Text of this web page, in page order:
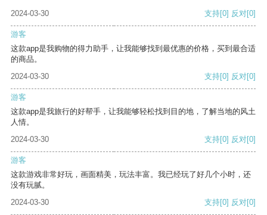
2024-03-30 支持[0] 反对[0]
游客
这款app是我购物的得力助手，让我能够找到最优惠的价格，买到最合适
的商品。
2024-03-30
支持[0] 反对[0]
游客
这款app是我旅行的好帮手，让我能够轻松找到目的地，了解当地的风土
人情。
2024-03-30
支持[0] 反对[0]
游客
这款游戏非常好玩，画面精美，玩法丰富。我已经玩了好几个小时，还
没有玩腻。
2024-03-30
支持[0] 反对[0]